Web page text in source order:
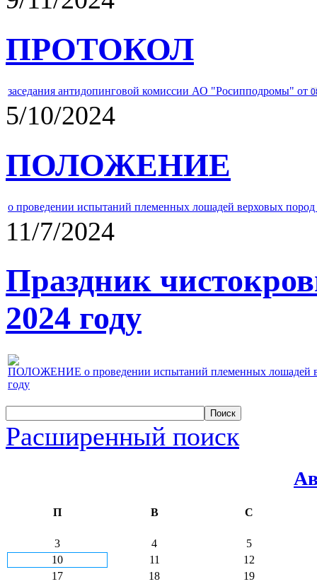
ПРОТОКОЛ
заседания антидопинговой комиссии АО "Росипподромы" от
5/10/2024
ПОЛОЖЕНИЕ
о проведении испытаний племенных лошадей верховых
11/7/2024
Праздник
2024 году
ПОЛОЖЕНИЕ о проведении испытаний племенных лошадей
году
Расширенный поиск
П В С
3 4
5
10
11
12
17
18
19